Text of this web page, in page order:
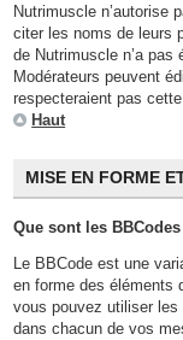
Nutrimuscle n’autorise
citer les noms de leurs
de Nutrimuscle n’a pas
Modérateurs peuvent
respecteraient pas
Haut
MISE EN FORME
Que sont les
Le BBCode est une
en forme des éléments
vous pouvez utiliser
dans chacun de vos